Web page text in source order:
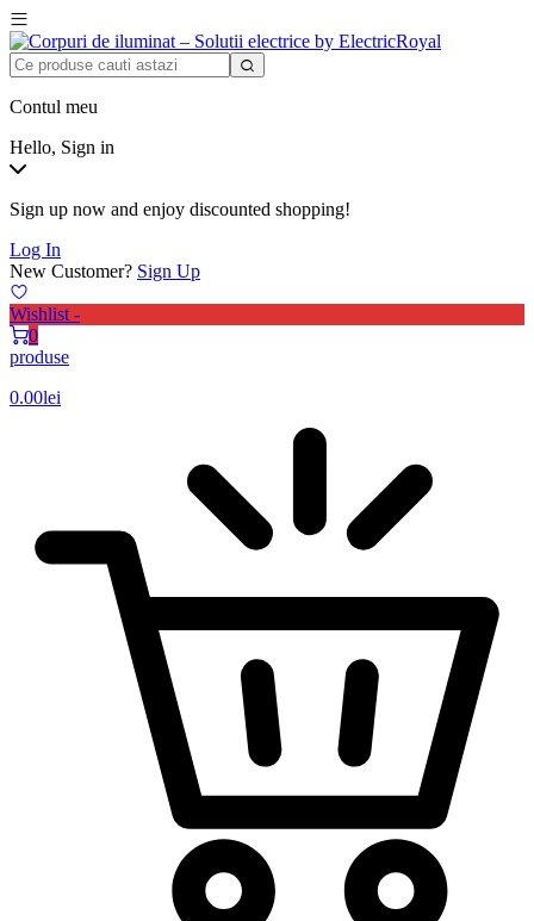
Contul meu
Hello, Sign in
Sign up now and enjoy discounted shopping!
Log In
New Customer? Sign Up
Wishlist -
0
produse
0.00lei